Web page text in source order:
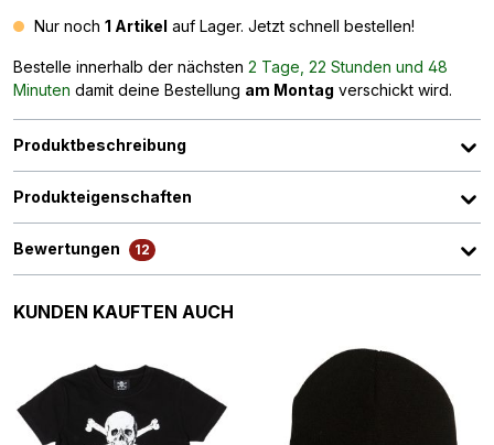
Nur noch 1 Artikel auf Lager. Jetzt schnell bestellen!
Bestelle innerhalb der nächsten 2 Tage, 22 Stunden und 48
Minuten damit deine Bestellung am Montag verschickt wird.
Produktbeschreibung
Produkteigenschaften
Bewertungen 12
Produktgalerie überspringen
KUNDEN KAUFTEN AUCH